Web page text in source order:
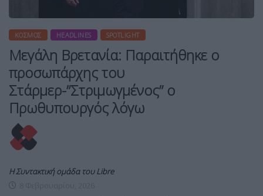
ΚΌΣΜΟΣ HEADLINES SPOTLIGHT
Μεγάλη Βρετανία: Παραιτήθηκε ο
προσωπάρχης του
Στάρμερ-”Στριμωγμένος” ο
Πρωθυπουργός λόγω
Η Συντακτική ομάδα του Libre